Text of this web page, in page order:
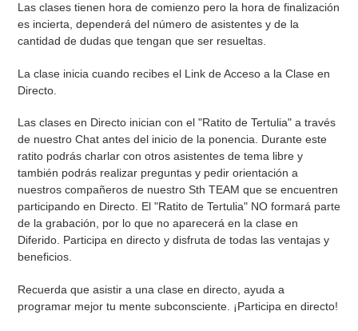
Las clases tienen hora de comienzo pero la hora de finalización
es incierta, dependerá del número de asistentes y de la
cantidad de dudas que tengan que ser resueltas.
La clase inicia cuando recibes el Link de Acceso a la Clase en
Directo.
Las clases en Directo inician con el "Ratito de Tertulia" a través
de nuestro Chat antes del inicio de la ponencia. Durante este
ratito podrás charlar con otros asistentes de tema libre y
también podrás realizar preguntas y pedir orientación a
nuestros compañeros de nuestro Sth TEAM que se encuentren
participando en Directo. El "Ratito de Tertulia" NO formará parte
de la grabación, por lo que no aparecerá en la clase en
Diferido. Participa en directo y disfruta de todas las ventajas y
beneficios.
Recuerda que asistir a una clase en directo, ayuda a
programar mejor tu mente subconsciente. ¡Participa en directo!